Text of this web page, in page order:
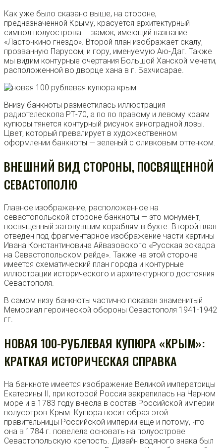
Как уже было сказано выше, на стороне,
предназначенной Крыму, красуется архитектурный
символ полуострова — замок, имеющий название
«Ласточкино гнездо». Второй план изображает скалу,
прозванную Парусом, и гору, именуемую Аю-Даг. Также
мы видим контурные очертания Большой Ханской мечети,
расположенной во дворце хана в г. Бахчисарае.
Внизу банкноты разместилась иллюстрация
радиотелескопа РТ-70, а по по правому и левому краям
купюры тянется контурный рисунок виноградной лозы.
Цвет, который превалирует в художественном
оформлении банкноты — зеленый с оливковым оттенком.
ВНЕШНИЙ ВИД СТОРОНЫ, ПОСВЯЩЕННОЙ
СЕВАСТОПОЛЮ
Главное изображение, расположенное на
севастопольской стороне банкноты — это монумент,
посвященный затонувшим кораблям в бухте. Второй план
отведен под фрагментарное изображение части картины
Ивана Константиновича Айвазовского «Русская эскадра
на Севастопольском рейде». Также на этой стороне
имеется схематический план города и контурные
иллюстрации исторического и архитектурного достояния
Севастополя.
В самом низу банкноты частично показан знаменитый
Мемориал героической обороны Севастополя 1941-1942
гг.
НОВАЯ 100-РУБЛЕВАЯ КУПЮРА «КРЫМ»:
КРАТКАЯ ИСТОРИЧЕСКАЯ СПРАВКА
На банкноте имеется изображение Великой императрицы
Екатерины II, при которой Россия закрепилась на Черном
море и в 1783 году внесла в состав Российской империи
полусотров Крым. Купюра носит образ этой
правительницы Российской империи еще и потому, что
она в 1784 г. повелела основать на полуострове
Севастопольскую крепость. Дизайн водяного знака был